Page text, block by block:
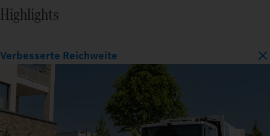
Highlights
Verbesserte Reichweite